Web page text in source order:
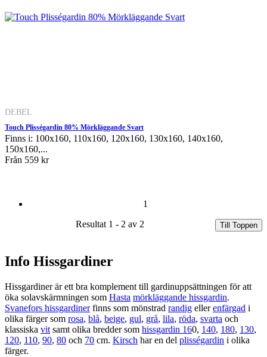
DEBEL
Touch Plisségardin 80% Mörkläggande Svart
Finns i: 100x160, 110x160, 120x160, 130x160, 140x160,
150x160,...
Från 559 kr
1
Resultat 1 - 2 av 2
Till Toppen
Info Hissgardiner
Hissgardiner är ett bra komplement till gardinuppsättningen för att
öka solavskärmningen som Hasta mörkläggande hissgardin.
Svanefors hissgardinerfinns som mönstrad randig ellerenfärgad i
olika färger som rosa, blå, beige, gul, grå, lila, röda, svarta och
klassiska vit samt olika bredder som hissgardin 160, 140, 180, 130,
120, 110, 90, 80 och 70 cm. Kirsch har en del plisségardin i olika
färger.